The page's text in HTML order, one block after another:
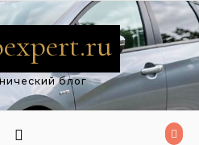
блог